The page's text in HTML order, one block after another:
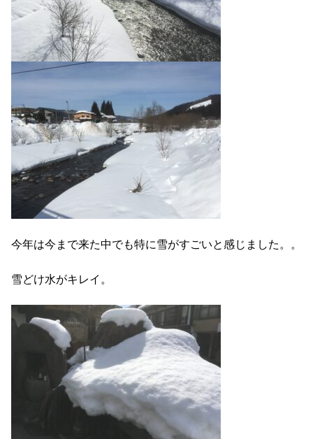
今年は今まで来た中でも特に雪がすごいと感じました。。
雪どけ水がキレイ。